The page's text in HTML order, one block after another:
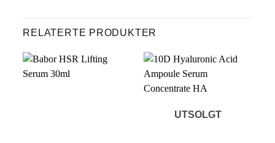
RELATERTE PRODUKTER
UTSOLGT